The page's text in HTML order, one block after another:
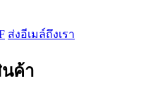
ส่งอีเมล์ถึงเรา
นค้า